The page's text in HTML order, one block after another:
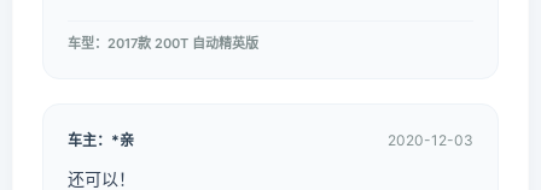
车型：2017款 200T 自动精英版
车主：*亲 2020-12-03
还可以！